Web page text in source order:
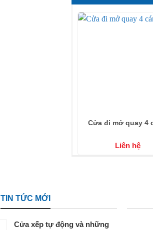
Cửa đi mở quay 4
Liên hệ
TIN TỨC MỚI
Cửa xếp tự động và những